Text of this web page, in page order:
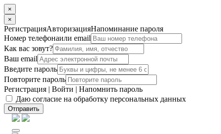
×
×
РегистрацияАвторизацияНапоминание пароля
Номер телефонаили email
Как вас зовут?
Ваш email
Введите пароль
Повторите пароль
Регистрация | Войти | Напомнить пароль
Даю согласие на обработку персональных данных
Отправить